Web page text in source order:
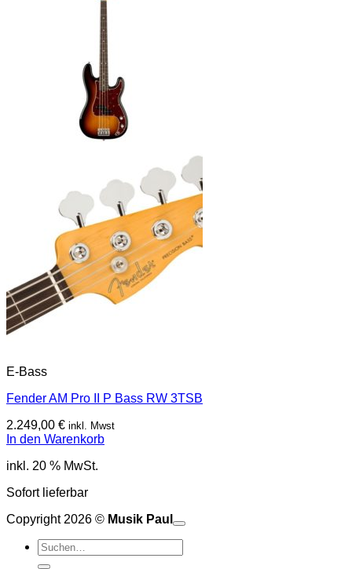
E-Bass
Fender AM Pro II P Bass RW 3TSB
2.249,00 € inkl. Mwst
In den Warenkorb
inkl. 20 % MwSt.
Sofort lieferbar
Copyright 2026 © Musik Paul
Suchen
nach: